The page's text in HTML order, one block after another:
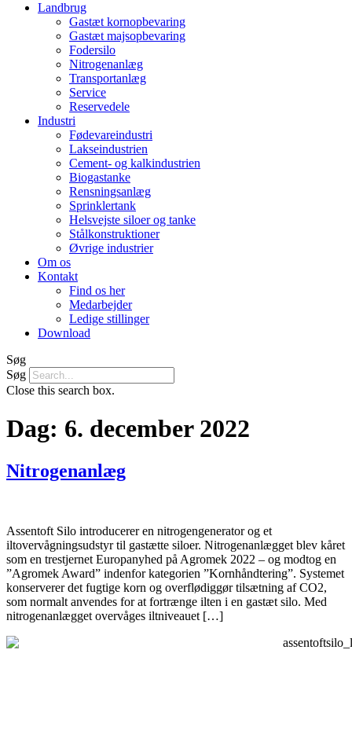
Landbrug
Gastæt kornopbevaring
Gastæt majsopbevaring
Fodersilo
Nitrogenanlæg
Transportanlæg
Service
Reservedele
Industri
Fødevareindustri
Lakseindustrien
Cement- og kalkindustrien
Biogastanke
Rensningsanlæg
Sprinklertank
Helsvejste siloer og tanke
Stålkonstruktioner
Øvrige industrier
Om os
Kontakt
Find os her
Medarbejder
Ledige stillinger
Download
Søg
Søg
Close this search box.
Dag: 6. december 2022
Nitrogenanlæg
Assentoft Silo introducerer en nitrogengenerator og et
iltovervågningsudstyr til gastætte siloer. Nitrogenanlægget blev kåret
som en trestjernet Europanyhed på Agromek 2022 – og modtog en
”Agromek Award” indenfor kategorien ”Kornhåndtering”. Systemet
konserverer det fugtige korn og overflødiggør tilsætning af CO2,
som normalt anvendes for at fortrænge ilten i en gastæt silo. Med
nitrogenanlægget overvåges iltniveauet […]